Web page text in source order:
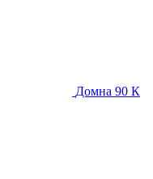
Домна 90 К